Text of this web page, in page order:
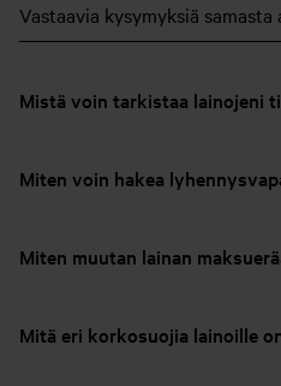
Vastaavia kysymyksiä samasta
Mistä voin tarkistaa lainojeni
Miten voin hakea
Miten muutan lainan
Mitä eri korkosuojia lainoille